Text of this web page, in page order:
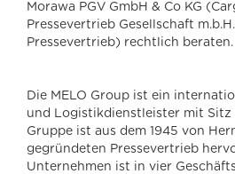
Morawa PGV GmbH & Co KG
Pressevertrieb Gesellschaft
Pressevertrieb) rechtlich beraten.
Die MELO Group ist ein
und Logistikdienstleister mit Sitz
Gruppe ist aus dem 1945 von
gegründeten Pressevertrieb
Unternehmen ist in vier